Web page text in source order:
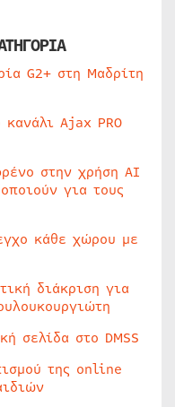
G2+ στη Μαδρίτη
Ajax PRO
στην χρήση AI
για τους
κάθε χώρου με
διάκριση για
σελίδα στο DMSS
της online